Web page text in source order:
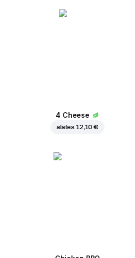
4 Cheese
alates 12,10 €